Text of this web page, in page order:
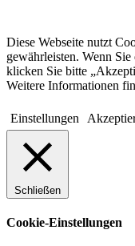
Diese Webseite nutzt
gewährleisten. Wenn
klicken Sie bitte
Weitere Informationen
Einstellungen
Schließen
Cookie-Einstellungen